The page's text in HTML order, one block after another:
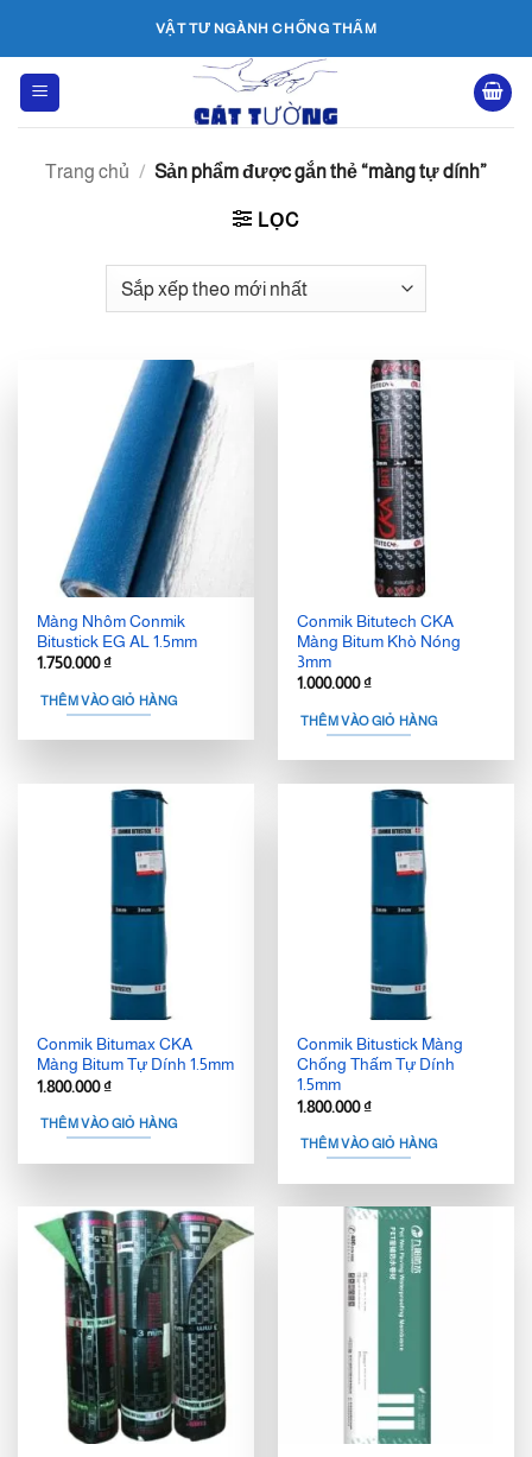
nội
dung
VẬT TƯ NGÀNH CHỐNG THẤM
Trang chủ / Sản phẩm được gắn thẻ “màng tự dính”
LỌC
Màng Nhôm Conmik
Bitustick EG AL 1.5mm
1.750.000₫
THÊM VÀO GIỎ HÀNG
Conmik Bitutech CKA
Màng Bitum Khò Nóng
3mm
1.000.000₫
THÊM VÀO GIỎ HÀNG
Conmik Bitumax CKA
Màng Bitum Tự Dính 1.5mm
1.800.000₫
THÊM VÀO GIỎ HÀNG
Conmik Bitustick Màng
Chống Thấm Tự Dính
1.5mm
1.800.000₫
THÊM VÀO GIỎ HÀNG